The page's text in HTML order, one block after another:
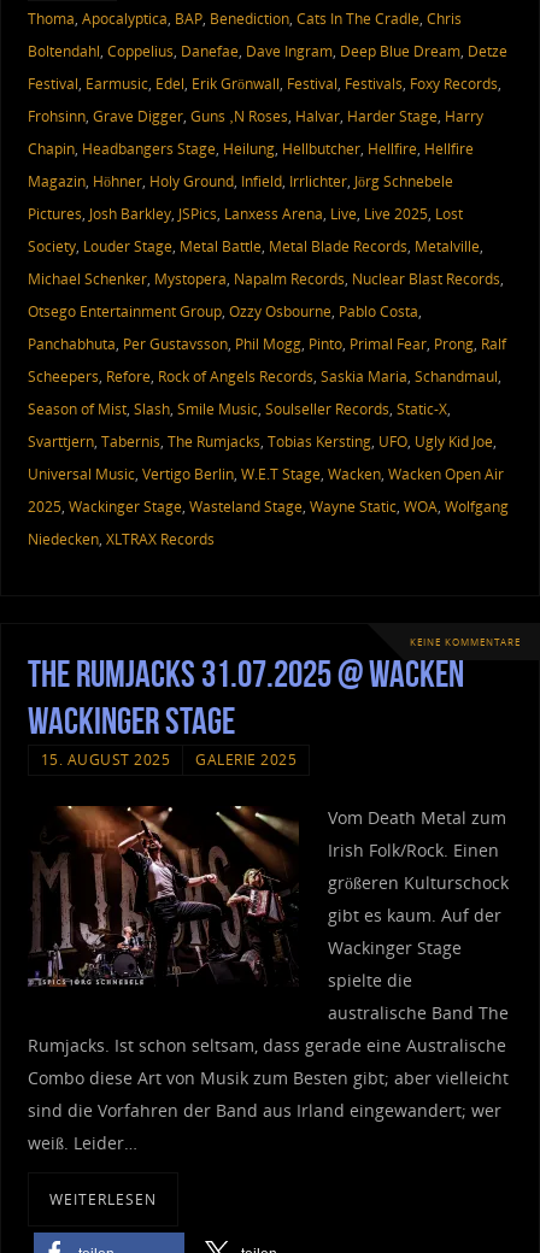
Thoma, Apocalyptica, BAP, Benediction, Cats In The Cradle, Chris
Boltendahl, Coppelius, Danefae, Dave Ingram, Deep Blue Dream, Detze
Festival, Earmusic, Edel, Erik Grönwall, Festival, Festivals, Foxy Records,
Frohsinn, Grave Digger, Guns ‚N Roses, Halvar, Harder Stage, Harry
Chapin, Headbangers Stage, Heilung, Hellbutcher, Hellfire, Hellfire
Magazin, Höhner, Holy Ground, Infield, Irrlichter, Jörg Schnebele
Pictures, Josh Barkley, JSPics, Lanxess Arena, Live, Live 2025, Lost
Society, Louder Stage, Metal Battle, Metal Blade Records, Metalville,
Michael Schenker, Mystopera, Napalm Records, Nuclear Blast Records,
Otsego Entertainment Group, Ozzy Osbourne, Pablo Costa,
Panchabhuta, Per Gustavsson, Phil Mogg, Pinto, Primal Fear, Prong, Ralf
Scheepers, Refore, Rock of Angels Records, Saskia Maria, Schandmaul,
Season of Mist, Slash, Smile Music, Soulseller Records, Static-X,
Svarttjern, Tabernis, The Rumjacks, Tobias Kersting, UFO, Ugly Kid Joe,
Universal Music, Vertigo Berlin, W.E.T Stage, Wacken, Wacken Open Air
2025, Wackinger Stage, Wasteland Stage, Wayne Static, WOA, Wolfgang
Niedecken, XLTRAX Records
KEINE KOMMENTARE
The Rumjacks 31.07.2025 @ Wacken
Wackinger Stage
15. AUGUST 2025 GALERIE 2025
Vom Death Metal zum
Irish Folk/Rock. Einen
größeren Kulturschock
gibt es kaum. Auf der
Wackinger Stage
spielte die
australische Band The
Rumjacks. Ist schon seltsam, dass gerade eine Australische
Combo diese Art von Musik zum Besten gibt; aber vielleicht
sind die Vorfahren der Band aus Irland eingewandert; wer
weiß. Leider…
WEITERLESEN